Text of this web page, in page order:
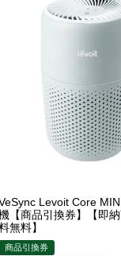
Levoit Core
【商品引換券】【即
無料】
商品引換券